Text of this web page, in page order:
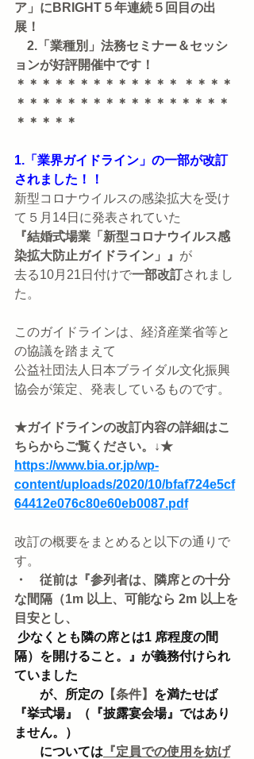
ア」にBRIGHT５年連続５回目の出
展！
2.「業種別」法務セミナー＆セッシ
ョンが好評開催中です！
＊＊＊＊＊＊＊＊＊＊＊＊＊ ＊＊＊＊
＊＊＊＊＊＊＊＊＊＊＊＊＊＊＊＊＊
＊＊＊＊＊
1.「業界ガイドライン」の一部が改訂
されました！！
新型コロナウイルスの感染拡大を受け
て５月14日に発表されていた
『結婚式場業「新型コロナウイルス感
染拡大防止ガイドライン」』 が
去る10月21日付けで一部改訂されまし
た。
このガイドラインは、経済産業省等と
の協議を踏まえて
公益社団法人日本ブライダル文化振興
協会が策定、発表しているものです。
★ガイドラインの改訂内容の詳細はこ
ちらからご覧ください。↓★
https://www.bia.or.jp/wp-
content/uploads/2020/10/bfaf724e5cf
64412e076c80e60eb0087.pdf
改訂の概要をまとめると以下の通りで
す。
・　従前は『参列者は、隣席との十分
な間隔（1m 以上、可能なら 2m 以上を
目安とし、
少なくとも隣の席とは1 席程度の間
隔）を開けること。』が義務付けられ
ていました
が、所定の 【条件】 を満たせば
『挙式場』（『披露宴会場』ではあり
ません。）
については 『定員での使用を妨げ